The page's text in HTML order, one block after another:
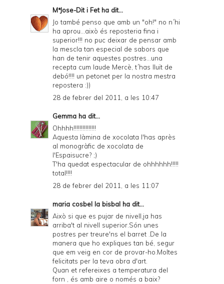
MªJose-Dit i Fetha dit...
Jo també penso que amb un "oh!" no n´hi
ha aprou...això és reposteria fina i
superior!!! no puc deixar de pensar amb
la mescla tan especial de sabors que
han de tenir aquestes postres...una
recepta cum laude Mercè, t´has lluït de
debó!!!! un petonet per la nostra mestra
repostera :))
28 de febrer del 2011, a les 10:47
Gemma ha dit...
Ohhhh!!!!!!!!!!!!!!!
Aquesta làmina de xocolata l'has après
al monogràfic de xocolata de
l'Espaisucre? ;)
T'ha quedat espectacular de ohhhhhh!!!!!
total!!!!
28 de febrer del 2011, a les 11:07
maria cosbel la bisbal ha dit...
Això si que es pujar de nivell,ja has
arriba't al nivell superior.Són unes
postres per treure'ns el barret .De la
manera que ho expliques tan bé, segur
que em veig en cor de provar-ho.Moltes
felicitats per la teva obra d'art.
Quan et refereixes a temperatura del
forn , és amb aire o només a baix?